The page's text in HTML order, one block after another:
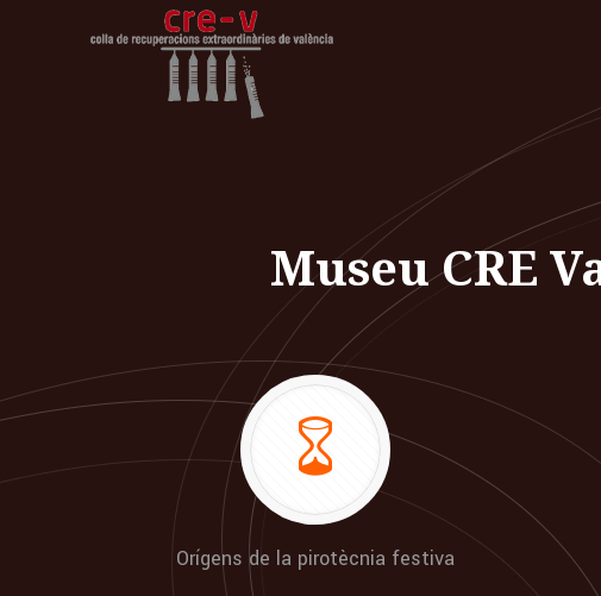
Museu CRE
Orígens de la pirotècnia festiva